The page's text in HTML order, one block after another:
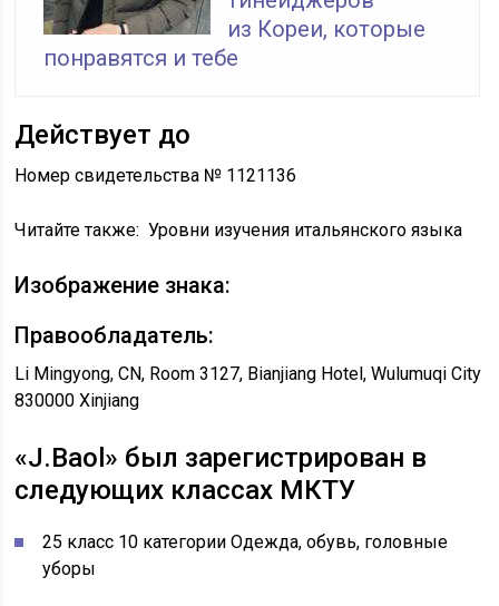
из Кореи, которые
понравятся и тебе
Действует до
Номер свидетельства № 1121136
Читайте также: Уровни изучения итальянского языка
Изображение знака:
Правообладатель:
Li Mingyong, CN, Room 3127, Bianjiang Hotel, Wulumuqi City
830000 Xinjiang
«J.Baol» был зарегистрирован в
следующих классах МКТУ
25 класс 10 категории Одежда, обувь, головные
уборы